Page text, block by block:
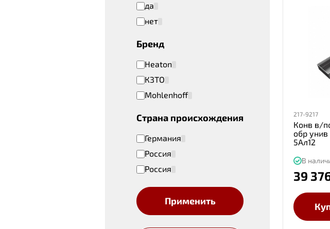
да
нет
Бренд
Heaton
КЗТО
Mohlenhoff
Страна происхождения
Германия
Россия
Россия
217-9217
Конв в/
обр
5Ал12
В
39